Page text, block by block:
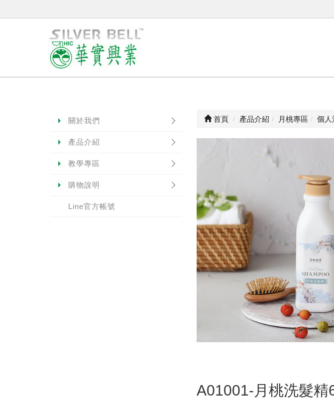
關於我們
產品介紹
教學專區
購物說明
Line官方帳號
首頁 產品介紹 月桃專區 個人
A01001-月桃洗髮精